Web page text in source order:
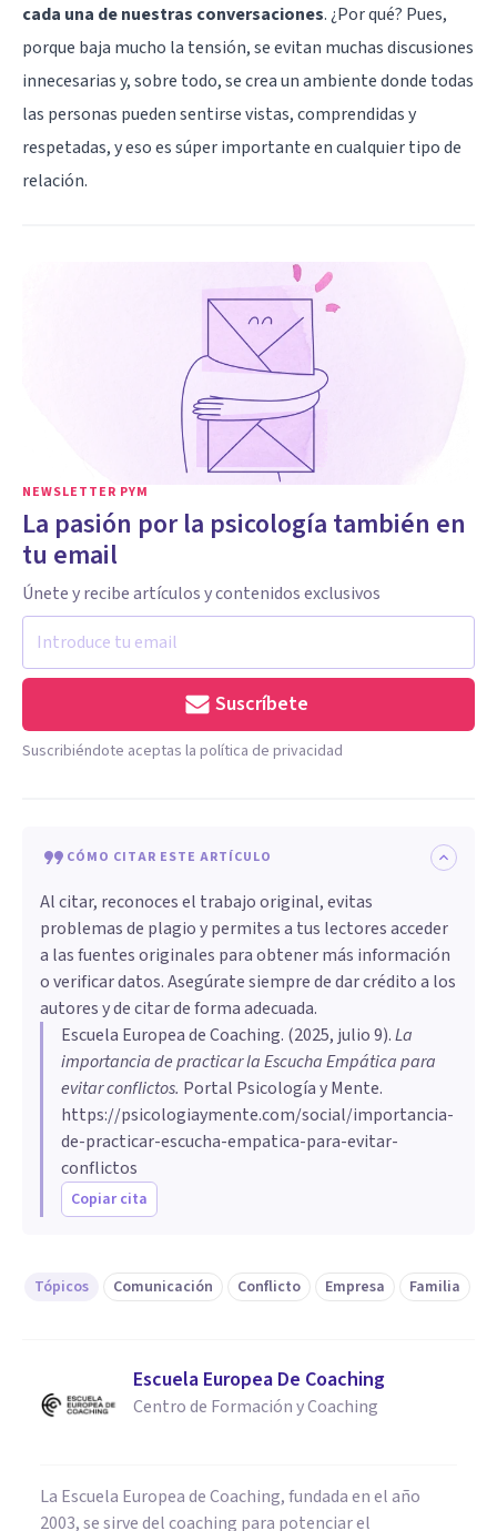
cada una de nuestras conversaciones. ¿Por qué? Pues,
porque baja mucho la tensión, se evitan muchas discusiones
innecesarias y, sobre todo, se crea un ambiente donde todas
las personas pueden sentirse vistas, comprendidas y
respetadas, y eso es súper importante en cualquier tipo de
relación.
NEWSLETTER PYM
La pasión por la psicología también en
tu email
Únete y recibe artículos y contenidos exclusivos
Suscríbete
Suscribiéndote aceptas la política de privacidad
CÓMO CITAR ESTE ARTÍCULO
Al citar, reconoces el trabajo original, evitas
problemas de plagio y permites a tus lectores acceder
a las fuentes originales para obtener más información
o verificar datos. Asegúrate siempre de dar crédito a los
autores y de citar de forma adecuada.
Escuela Europea de Coaching. (2025, julio 9).La
importancia de practicar la Escucha Empática para
evitar conflictos. Portal Psicología y Mente.
https://psicologiaymente.com/social/importancia-
de-practicar-escucha-empatica-para-evitar-
conflictos
Copiar cita
Tópicos Comunicación Conflicto Empresa Familia
Escuela Europea De Coaching
Centro de Formación y Coaching
La Escuela Europea de Coaching, fundada en el año
2003, se sirve del coaching para potenciar el